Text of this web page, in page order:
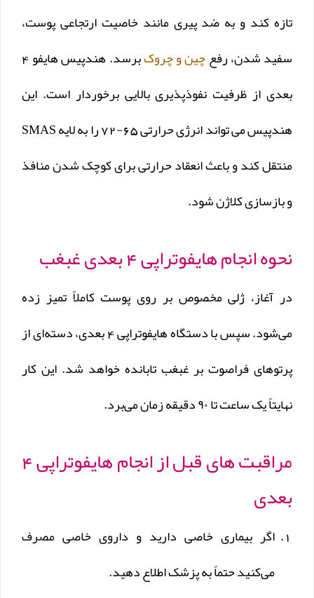
تازه کند و به ضد پیری مانند خاصیت ارتجاعی پوست،
سفید شدن، رفعچین و چروک
برسد. هندپیس هایفو 4
بعدی از ظرفیت نفوذپذیری بالایی برخوردار است. این
هندپیس می تواند انرژی حرارتی 65-72 را به لایه SMAS
منتقل کند و باعث انعقاد حرارتی برای کوچک شدن منافذ
و بازسازی کلاژن شود.
نحوه انجام هایفوتراپی 4 بعدی غبغب
در آغاز، ژلی مخصوص بر روی پوست کاملاً تمیز زده
می‌شود. سپس با دستگاه هایفوتراپی 4 بعدی، دسته‌ای از
پرتوهای فراصوت بر غبغب تابانده خواهد شد. این کار
نهایتاً یک ساعت تا ۹۰ دقیقه زمان می‌برد.
مراقبت های قبل از انجام هایفوتراپی 4
بعدی
اگر بیماری خاصی دارید و داروی خاصی مصرف
می‌کنید حتماً به پزشک اطلاع دهید.